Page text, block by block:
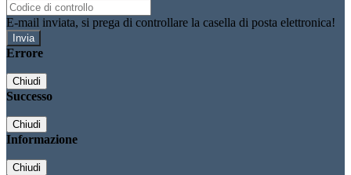
E-mail inviata, si prega di controllare la casella di posta elettronica!
Errore
Chiudi
Successo
Chiudi
Informazione
Chiudi